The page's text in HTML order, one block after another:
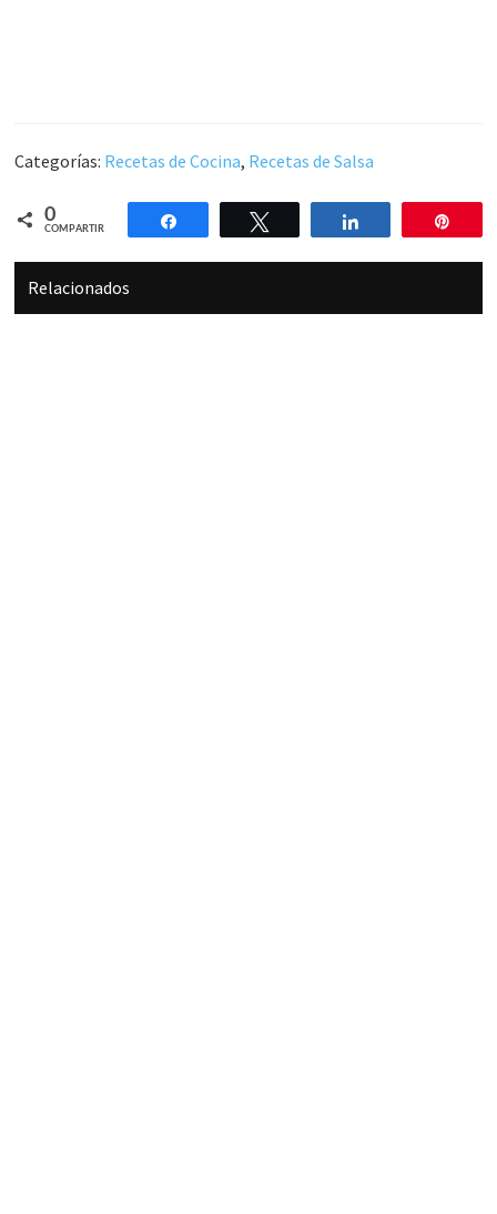
Categorías: Recetas de Cocina, Recetas de Salsa
0
COMPARTIR
Compartir Compartir
Relacionados